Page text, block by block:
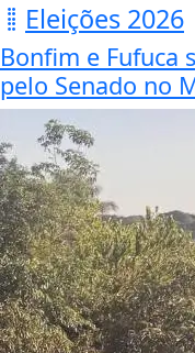
Eleições 2026
Bonfim e Fufuca
pelo Senado no